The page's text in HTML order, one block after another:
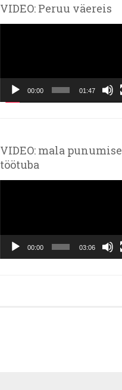
VIDEO: Peruu väereis
00:00 01:47
VIDEO: mala punumise
töötuba
00:00 03:06